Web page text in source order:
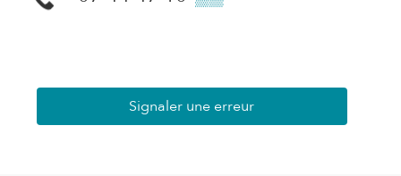
Signaler une erreur